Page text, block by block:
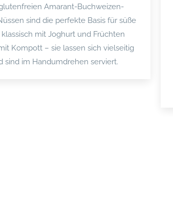
Amarant-Buchweizen-
sind die perfekte Basis für süße
klassisch mit Joghurt und Früchten
Kompott – sie lassen sich vielseitig
sind im Handumdrehen serviert.